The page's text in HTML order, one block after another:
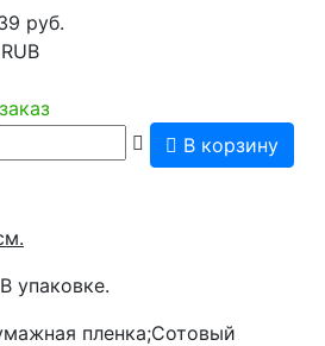
руб.
В корзину
упаковке.
пленка;Сотовый